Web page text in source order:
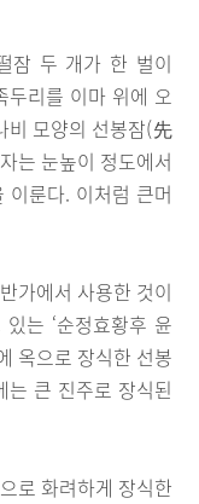
잠 두 개가 한 벌이
두리를 이마 위에 오
비 모양의 선봉잠(先
는 눈높이 정도에서
룬다. 이처럼 큰머
가에서 사용한 것이
는 ‘순정효황후 윤
옥으로 장식한 선봉
는 큰 진주로 장식된
로 화려하게 장식한